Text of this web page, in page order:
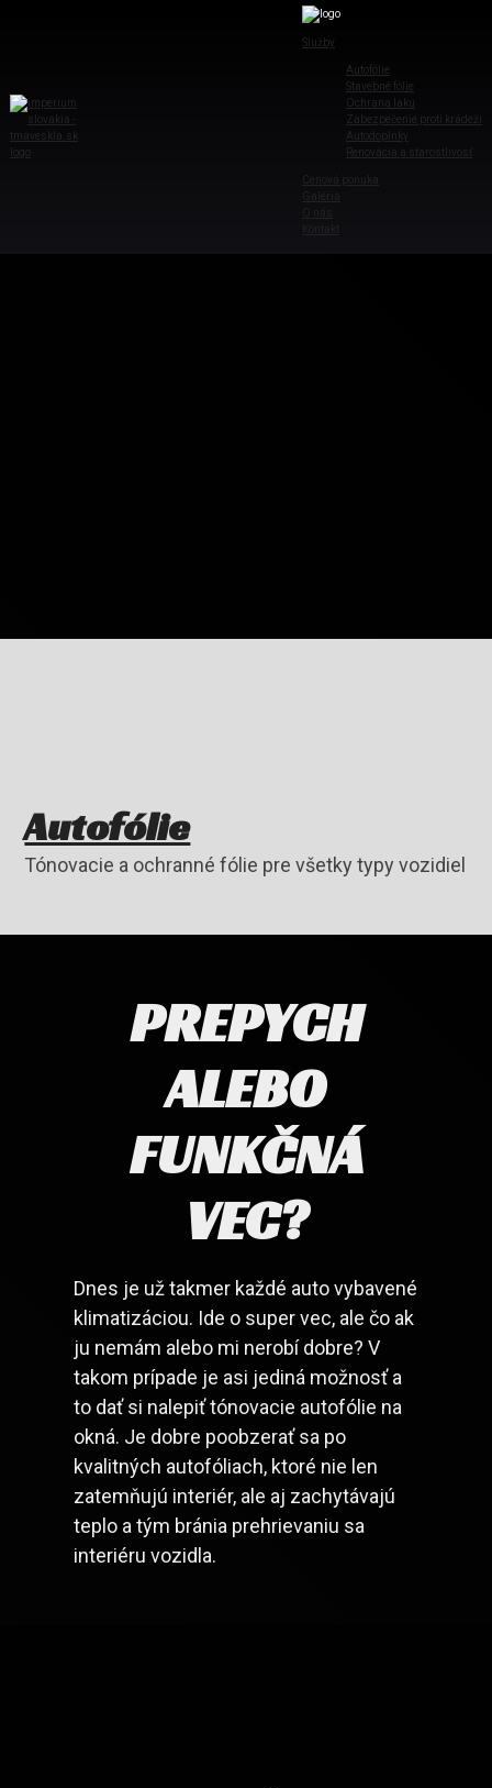
Služby
Autofólie
Stavebné fólie
Ochrana laku
Zabezpečenie proti krádeži
Autodoplnky
Renovácia a starostlivosť
Autofólie
Tónovacie a ochranné fólie pre všetky typy vozidiel
PREPYCH
ALEBO
FUNKČNÁ
VEC?
Dnes je už takmer každé auto vybavené
klimatizáciou. Ide o super vec, ale čo ak
ju nemám alebo mi nerobí dobre? V
takom prípade je asi jediná možnosť a
to dať si nalepiť tónovacie autofólie na
okná. Je dobre poobzerať sa po
kvalitných autofóliach, ktoré nie len
zatemňujú interiér, ale aj zachytávajú
teplo a tým bránia prehrievaniu sa
interiéru vozidla.